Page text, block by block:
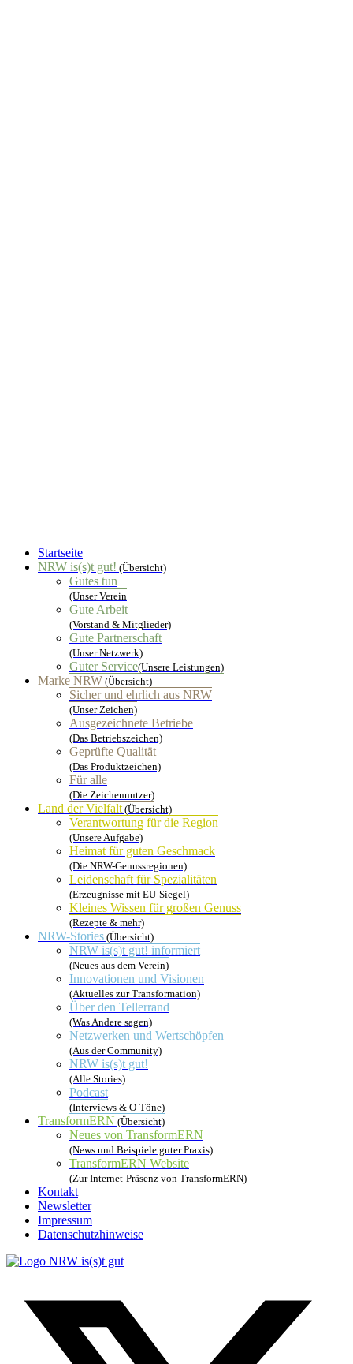
Startseite
NRW is(s)t gut! (Übersicht)
Gutes tun
(Unser Verein
Gute Arbeit
(Vorstand & Mitglieder)
Gute Partnerschaft
(Unser Netzwerk)
Guter Service(Unsere Leistungen)
Marke NRW (Übersicht)
Sicher und ehrlich aus NRW
(Unser Zeichen)
Ausgezeichnete Betriebe
(Das Betriebszeichen)
Geprüfte Qualität
(Das Produktzeichen)
Für alle
(Die Zeichennutzer)
Land der Vielfalt(Übersicht)
Verantwortung für die Region
(Unsere Aufgabe)
Heimat für guten Geschmack
(Die NRW-Genussregionen)
Leidenschaft für Spezialitäten
(Erzeugnisse mit EU-Siegel)
Kleines Wissen für großen Genuss
(Rezepte & mehr)
NRW-Stories (Übersicht)
NRW is(s)t gut! informiert
(Neues aus dem Verein)
Innovationen und Visionen
(Aktuelles zur Transformation)
Über den Tellerrand
(Was Andere sagen)
Netzwerken und Wertschöpfen
(Aus der Community)
NRW is(s)t gut!
(Alle Stories)
Podcast
(Interviews & O-Töne)
TransformERN (Übersicht)
Neues von TransformERN
(News und Beispiele guter Praxis)
TransformERN Website
(Zur Internet-Präsenz von TransformERN)
Kontakt
Newsletter
Impressum
Datenschutzhinweise